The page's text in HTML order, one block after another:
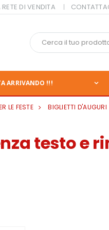
DI VENDITA
ARRIVANDO !!!
LE FESTE BIGLIETTI D'AUGURI
testo e